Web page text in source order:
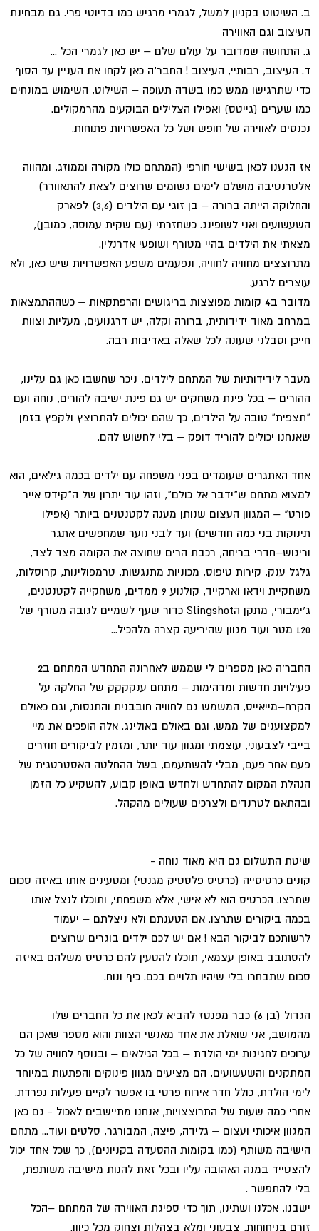
ב. השיטוט בקניון למשל, לגמרי מרגיש כמו בדיוטי פרי. גם מבחינת
העיצוב וגם האווירה
ג. התחושה שמדובר על עולם שלם – יש כאן לגמרי הכל ...
ד. העיצוב, רבותיי, העיצוב ! החבר'ה כאן לקחו את העניין עד הסוף
כדי שתרגישו ממש כמו בשדה תעופה – השילוט, השימוש במונחים
כמו שערים (גייטס) ואפילו הצלילים הבוקעים מהרמקולים.
נכנסים לאווירה של חופש ושל כל האפשרויות פתוחות.
אז הגענו לכאן בשישי חורפי (המתחם כולו מקורה וממוזג, ומהווה
אלטרנטיבה מושלם לימים גשומים שרוצים לצאת להתאוורר)
והחלוקה הייתה ברורה – בן זוגי עם הילדים (3,6) לפארק
השעשועים ואני לשופינג. כשחזרתי (עם שקית עמוסה, כמובן),
מצאתי את הילדים בהיי מטורף ושופעי אדרנלין.
מתרוצצים מחוויה לחוויה, ונפעמים משפע האפשרויות שיש כאן, ולא
עוצרים לרגע.
מדובר ב4 קומות מפוצצות בריגושים והרפתקאות – כשההתמצאות
במרחב מאוד ידידותית, ברורה וקלה, יש דרגנועים, מעליות וצוות
חייכן וסבלני שעונה לכל שאלה באדיבות רבה.
מעבר לידידותיות של המתחם לילדים, ניכר שחשבו כאן גם עלינו,
ההורים – בכל פינת משחקים יש גם פינת ישיבה להורים, נוחה ועם
"תצפית" טובה על הילדים, כך שהם יכולים להתרוצץ ולקפץ בזמן
שאנחנו יכולים להוריד דופק – בלי לחשוש להם.
אחד האתגרים שעומדים בפני משפחה עם ילדים בכמה גילאים, הוא
למצוא מתחם ש"ידבר אל כולם", וזהו עוד יתרון של ה"קידס אייר
פורט" – המגוון העצום שנותן מענה לקטנטנים ביותר (אפילו
תינוקות בני כמה חודשים) ועד לבני נוער שמחפשים אתגר
וריגוש–חדרי בריחה, רכבת הרים שחוצה את הקומה מצד לצד,
גלגל ענק, קירות טיפוס, מכוניות מתנגשות, טרמפולינות, קרוסלות,
משחקיית וידאו וארקייד, קולנוע 9 ממדים, משחקייה לקטנטנים,
ג'ימבורי, מתקן הSlingshot כדור שעף לשמיים לגובה מטורף של
120 מטר ועוד מגוון שהיריעה קצרה מלהכיל...
החבר'ה כאן מספרים לי שממש לאחרונה התחדש המתחם ב2
פעילויות חדשות ומדהימות – מתחם ענקקקק של החלקה על
הקרח–מייאייס, המשמש גם לחוויה חובבנית והתנסות, וגם כאולם
למקצוענים של ממש, וגם באולם באולינג. אלה הופכים את מיי
בייבי לצבעוני, עוצמתי ומגוון עוד יותר, ומזמין לביקורים חוזרים
פעם אחר פעם, מבלי להשתעמם, בשל ההחלטה האסטרטגית של
הנהלת המקום להתחדש ולחדש באופן קבוע, להשקיע כל הזמן
ובהתאם לטרנדים ולצרכים שעולים מהקהל.
שיטת התשלום גם היא מאוד נוחה -
קונים כרטיסייה (כרטיס פלסטיק מגנטי) ומטעינים אותו באיזה סכום
שתרצו. הכרטיס הוא לא אישי, אלא משפחתי, ותוכלו לנצל אותו
בכמה ביקורים שתרצו. אם הטענתם ולא ניצלתם – יעמוד
לרשותכם לביקור הבא ! אם יש לכם ילדים בוגרים שרוצים
להסתובב באופן עצמאי, תוכלו להטעין להם כרטיס משלהם באיזה
סכום שתבחרו בלי שיהיו תלויים בכם. כיף ונוח.
הגדול (בן 6) כבר מפנטז להביא לכאן את כל החברים שלו
מהמושב, אני שואלת את אחד מאנשי הצוות והוא מספר שאכן הם
ערוכים לחגיגות ימי הולדת – בכל הגילאים – ובנוסף לחוויה של כל
המתקנים והשעשועים, הם מציעים מגוון פינוקים והפתעות במיוחד
לימי הולדת, כולל חדר אירוח פרטי בו אפשר לקיים פעילות נפרדת.
אחרי כמה שעות של התרוצצויות, אנחנו מתיישבים לאכול - גם כאן
המגוון איכותי ועצום – גלידה, פיצה, המבורגר, סלטים ועוד... מתחם
הישיבה משותף (כמו בקומות ההסעדה בקניונים), כך שכל אחד יכול
להצטייד במנה האהובה עליו ובכל זאת להנות מישיבה משותפת,
בלי להתפשר .
ישבנו, אכלנו ושתינו, תוך כדי ספיגת האווירה של המתחם –הכל
זורם בניחוחות, צבעוני ומלא בצהלות וצחוק מכל כיוון.